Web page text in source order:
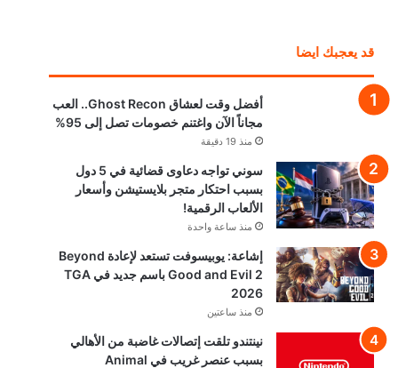
قد يعجبك ايضا
أفضل وقت لعشاق Ghost Recon.. العب
مجاناً الآن واغتنم خصومات تصل إلى 95%
منذ 19 دقيقة
سوني تواجه دعاوى قضائية في 5 دول
بسبب احتكار متجر بلايستيشن وأسعار
الألعاب الرقمية!
منذ ساعة واحدة
إشاعة: يوبيسوفت تستعد لإعادة Beyond
Good and Evil 2 باسم جديد في TGA
2026
منذ ساعتين
نينتندو تلقت إتصالات غاضبة من الأهالي
بسبب عنصر غريب في Animal